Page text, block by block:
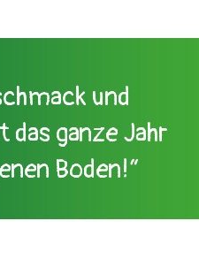
und
ganze Jahr
Boden!“